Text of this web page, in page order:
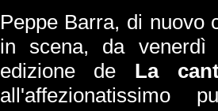
Peppe Barra, di nuovo
in scena, da venerdì
edizione de La
all'affezionatissimo